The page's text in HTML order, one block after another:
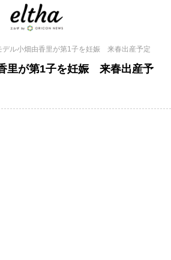
デル小畑由香里が第1子を妊娠 来春出産予定
里が第1子を妊娠 来春出産予